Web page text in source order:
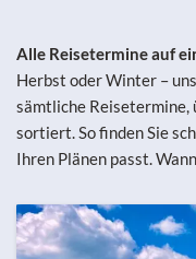
Alle Reisetermine auf
Herbst oder Winter –
sämtliche Reisetermine,
sortiert. So finden Sie
Ihren Plänen passt.